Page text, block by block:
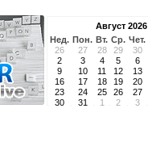
Август 2026
Нед. Пон. Вт. Ср. Чет.
26
27 28 29 30
2
3 4 5 6
9
10 11 12 13
16
17 18 19 20
23
24 25 26 27
30
31 1 2 3